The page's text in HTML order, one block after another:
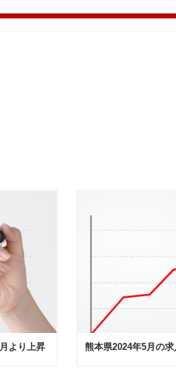
より上昇 熊本県2024年5月の